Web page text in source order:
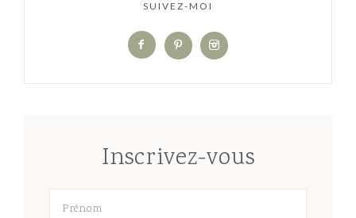
SUIVEZ-MOI
Inscrivez-vous